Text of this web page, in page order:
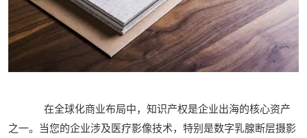
在全球化商业布局中，知识产权是企业出海的核心资产
之一。当您的企业涉及医疗影像技术，特别是数字乳腺断层摄影